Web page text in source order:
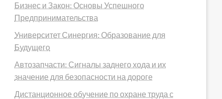
Бизнес и Закон: Основы Успешного
Предпринимательства
Университет Синергия: Образование для
Будущего
Автозапчасти: Сигналы заднего хода и их
значение для безопасности на дороге
Дистанционное обучение по охране труда с